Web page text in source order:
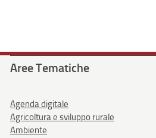
Aree Tematiche
Agenda digitale
Agricoltura e sviluppo rurale
Ambiente